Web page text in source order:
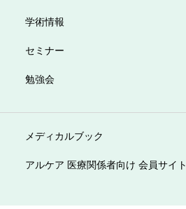
学術情報
セミナー
勉強会
メディカルブック
アルケア 医療関係者向け 会員サイト